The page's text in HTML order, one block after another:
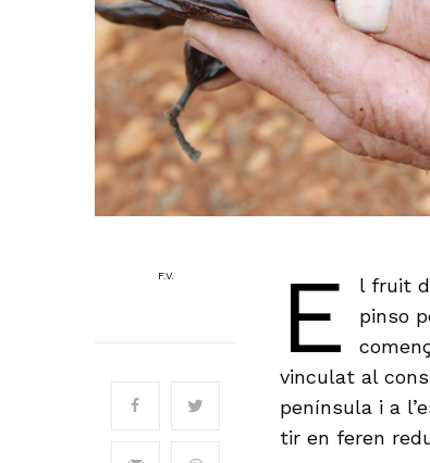
F.V. E
l fruit
pinso
vinculat al
península i a
tir en feren